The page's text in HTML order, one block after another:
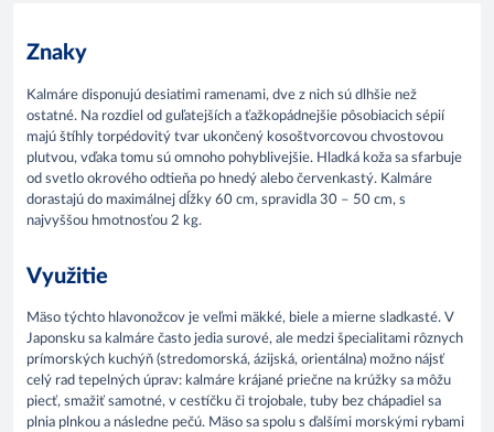
Znaky
Kalmáre disponujú desiatimi ramenami, dve z nich sú dlhšie než
ostatné. Na rozdiel od guľatejších a ťažkopádnejšie pôsobiacich sépií
majú štíhly torpédovitý tvar ukončený kosoštvorcovou chvostovou
plutvou, vďaka tomu sú omnoho pohyblivejšie. Hladká koža sa sfarbuje
od svetlo okrového odtieňa po hnedý alebo červenkastý. Kalmáre
dorastajú do maximálnej dĺžky 60 cm, spravidla 30 – 50 cm, s
najvyššou hmotnosťou 2 kg.
Využitie
Mäso týchto hlavonožcov je veľmi mäkké, biele a mierne sladkasté. V
Japonsku sa kalmáre často jedia surové, ale medzi špecialitami rôznych
prímorských kuchýň (stredomorská, ázijská, orientálna) možno nájsť
celý rad tepelných úprav: kalmáre krájané priečne na krúžky sa môžu
piecť, smažiť samotné, v cestíčku či trojobale, tuby bez chápadiel sa
plnia plnkou a následne pečú. Mäso sa spolu s ďalšími morskými rybami